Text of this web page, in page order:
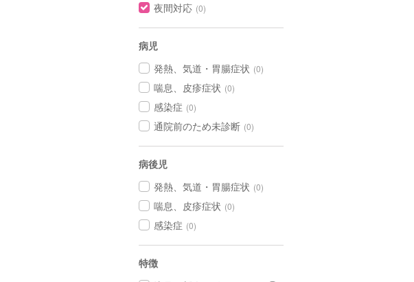
夜間対応 (0)
病児
発熱、気道・胃腸症状 (0)
喘息、皮疹症状 (0)
感染症 (0)
通院前のため未診断 (0)
病後児
発熱、気道・胃腸症状 (0)
喘息、皮疹症状 (0)
感染症 (0)
特徴